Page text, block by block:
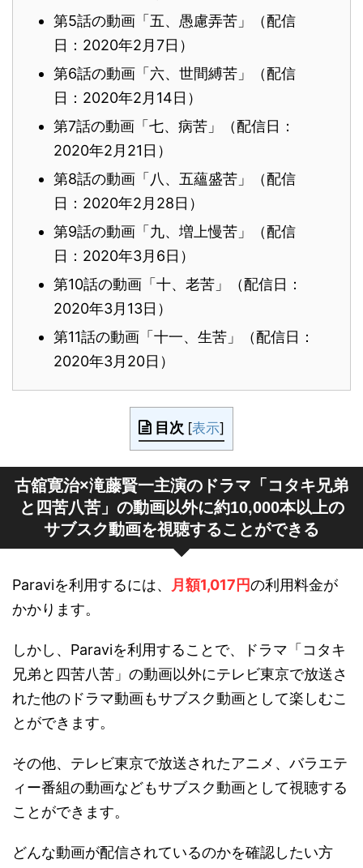
第5話の動画「五、愚慮弄苦」（配信
日：2020年2月7日）
第6話の動画「六、世間縛苦」（配信
日：2020年2月14日）
第7話の動画「七、病苦」（配信日：
2020年2月21日）
第8話の動画「八、五蘊盛苦」（配信
日：2020年2月28日）
第9話の動画「九、増上慢苦」（配信
日：2020年3月6日）
第10話の動画「十、老苦」（配信日：
2020年3月13日）
第11話の動画「十一、生苦」（配信日：
2020年3月20日）
目次 [表示]
古舘寛治×滝藤賢一主演のドラマ「コタキ兄弟
と四苦八苦」の動画以外に約10,000本以上の
サブスク動画を視聴することができる
Paraviを利用するには、 月額1,017円の利用料金が
かかります。
しかし、Paraviを利用することで、ドラマ「コタキ
兄弟と四苦八苦」の動画以外にテレビ東京で放送さ
れた他のドラマ動画もサブスク動画として楽しむこ
とができます。
その他、テレビ東京で放送されたアニメ、バラエテ
ィー番組の動画などもサブスク動画として視聴する
ことができます。
どんな動画が配信されているのかを確認したい方